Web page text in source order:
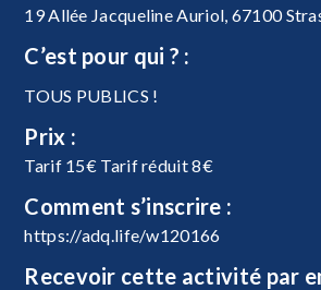
19 Allée Jacqueline Auriol, 67100
C’est pour qui ? :
TOUS PUBLICS !
Prix :
Tarif 15€ Tarif réduit 8€
Comment s’inscrire :
https://adq.life/w120166
Recevoir cette activité par